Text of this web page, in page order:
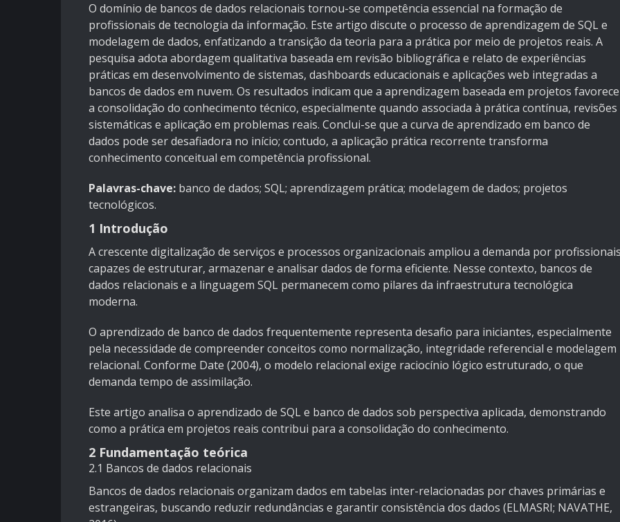
O domínio de bancos de dados relacionais tornou-se competência essencial na formação de
profissionais de tecnologia da informação. Este artigo discute o processo de aprendizagem de SQL e
modelagem de dados, enfatizando a transição da teoria para a prática por meio de projetos reais. A
pesquisa adota abordagem qualitativa baseada em revisão bibliográfica e relato de experiências
práticas em desenvolvimento de sistemas, dashboards educacionais e aplicações web integradas a
bancos de dados em nuvem. Os resultados indicam que a aprendizagem baseada em projetos favorece
a consolidação do conhecimento técnico, especialmente quando associada à prática contínua, revisões
sistemáticas e aplicação em problemas reais. Conclui-se que a curva de aprendizado em banco de
dados pode ser desafiadora no início; contudo, a aplicação prática recorrente transforma
conhecimento conceitual em competência profissional.
Palavras-chave: banco de dados; SQL; aprendizagem prática; modelagem de dados; projetos
tecnológicos.
1 Introdução
A crescente digitalização de serviços e processos organizacionais ampliou a demanda por
capazes de estruturar, armazenar e analisar dados de forma eficiente. Nesse contexto, bancos de
dados relacionais e a linguagem SQL permanecem como pilares da infraestrutura tecnológica
moderna.
O aprendizado de banco de dados frequentemente representa desafio para iniciantes, especialmente
pela necessidade de compreender conceitos como normalização, integridade referencial e modelagem
relacional. Conforme Date (2004), o modelo relacional exige raciocínio lógico estruturado, o que
demanda tempo de assimilação.
Este artigo analisa o aprendizado de SQL e banco de dados sob perspectiva aplicada, demonstrando
como a prática em projetos reais contribui para a consolidação do conhecimento.
2 Fundamentação teórica
2.1 Bancos de dados relacionais
Bancos de dados relacionais organizam dados em tabelas inter-relacionadas por chaves primárias e
estrangeiras, buscando reduzir redundâncias e garantir consistência dos dados (ELMASRI; NAVATHE,